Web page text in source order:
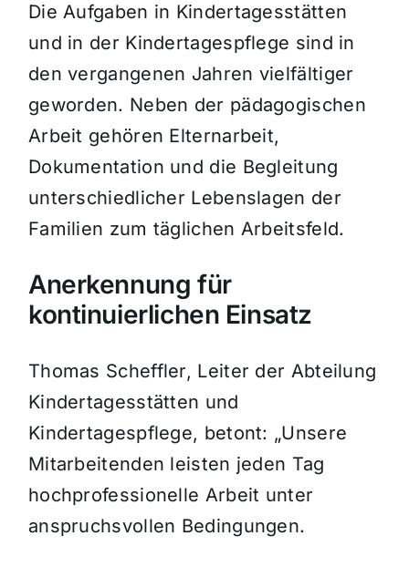
Die Aufgaben in Kindertagesstätten
und in der Kindertagespflege sind in
den vergangenen Jahren vielfältiger
geworden. Neben der pädagogischen
Arbeit gehören Elternarbeit,
Dokumentation und die Begleitung
unterschiedlicher Lebenslagen der
Familien zum täglichen Arbeitsfeld.
Anerkennung für
kontinuierlichen Einsatz
Thomas Scheffler, Leiter der Abteilung
Kindertagesstätten und
Kindertagespflege, betont: „Unsere
Mitarbeitenden leisten jeden Tag
hochprofessionelle Arbeit unter
anspruchsvollen Bedingungen.